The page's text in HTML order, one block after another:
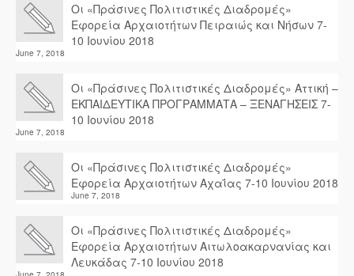
Οι «Πράσινες Πολιτιστικές Διαδρομές»
Εφορεία Αρχαιοτήτων Πειραιώς και Νήσων 7-
10 Ιουνίου 2018
June 7, 2018
Οι «Πράσινες Πολιτιστικές Διαδρομές» Αττική –
ΕΚΠΑΙΔΕΥΤΙΚΑ ΠΡΟΓΡΑΜΜΑΤΑ – ΞΕΝΑΓΗΣΕΙΣ 7-
10 Ιουνίου 2018
June 7, 2018
Οι «Πράσινες Πολιτιστικές Διαδρομές»
Εφορεία Αρχαιοτήτων Αχαΐας 7-10 Ιουνίου 2018
June 7, 2018
Οι «Πράσινες Πολιτιστικές Διαδρομές»
Εφορεία Αρχαιοτήτων Αιτωλοακαρνανίας και
Λευκάδας 7-10 Ιουνίου 2018